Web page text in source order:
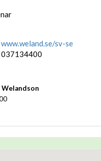
www.weland.se/sv-se
037134400
Welandson